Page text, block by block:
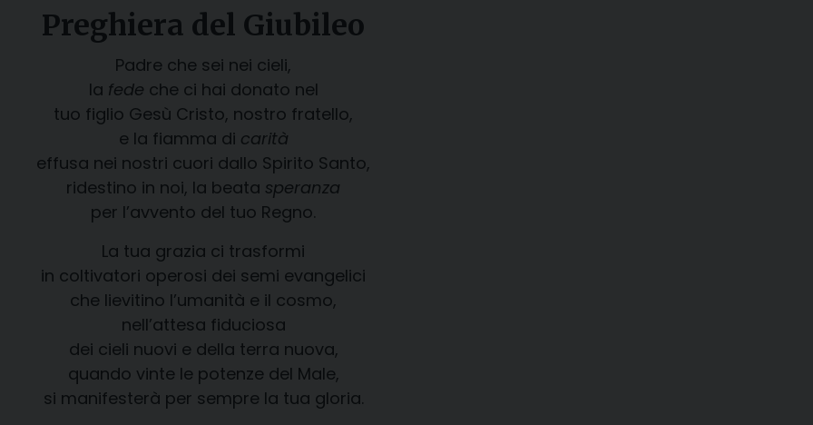
Preghiera del Giubileo
Padre che sei nei cieli,
la fede che ci hai donato nel
tuo figlio Gesù Cristo, nostro fratello,
e la fiamma di carità
effusa nei nostri cuori dallo Spirito Santo,
ridestino in noi, la beata speranza
per l’avvento del tuo Regno.
La tua grazia ci trasformi
in coltivatori operosi dei semi evangelici
che lievitino l’umanità e il cosmo,
nell’attesa fiduciosa
dei cieli nuovi e della terra nuova,
quando vinte le potenze del Male,
si manifesterà per sempre la tua gloria.